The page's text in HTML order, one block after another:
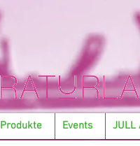
Produkte Events JULL